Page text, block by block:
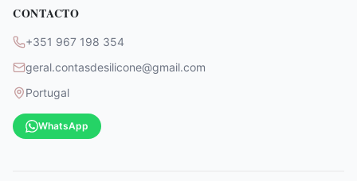
CONTACTO
+351 967 198 354
geral.contasdesilicone@gmail.com
Portugal
WhatsApp